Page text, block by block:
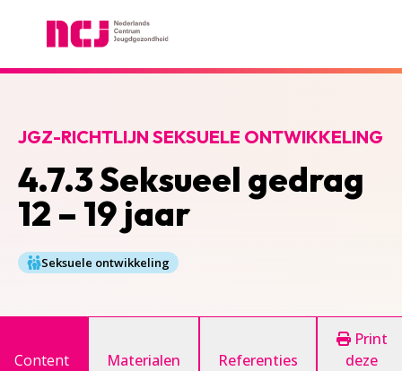
4.7.3 Seksueel gedrag
12 – 19 jaar
JGZ-RICHTLIJN SEKSUELE ONTWIKKELING
Seksuele ontwikkeling
Content Materialen Referenties
Print
deze